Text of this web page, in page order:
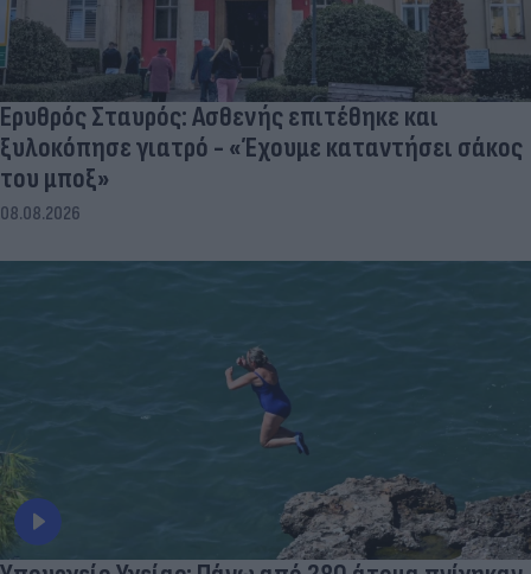
Ερυθρός Σταυρός: Ασθενής επιτέθηκε και
ξυλοκόπησε γιατρό - «Έχουμε καταντήσει σάκος
του μποξ»
08.08.2026